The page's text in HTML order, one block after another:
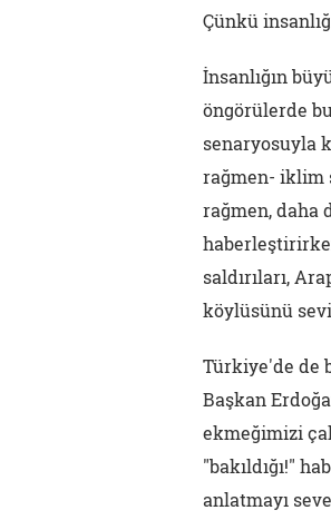
Çünkü
İnsanlığın
öngörülerde
senaryosuyla
rağmen- iklim
rağmen, daha
saldırıları,
köylüsünü
Türkiye'de de
Başkan
ekmeğimizi
"bakıldığı!"
anlatmayı